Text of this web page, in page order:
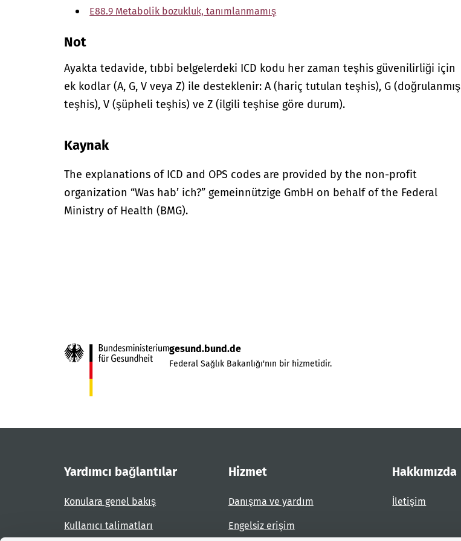
E88.9 Metabolik bozukluk, tanımlanmamış
Not
Ayakta tedavide, tıbbi belgelerdeki ICD kodu her zaman teşhis güvenilirliği için
ek kodlar (A, G, V veya Z) ile desteklenir: A (hariç tutulan teşhis), G (doğrulanmış
teşhis), V (şüpheli teşhis) ve Z (ilgili teşhise göre durum).
Kaynak
The explanations of ICD and OPS codes are provided by the non-profit
organization “Was hab’ ich?” gemeinnützige GmbH on behalf of the Federal
Ministry of Health (BMG).
gesund.bund.de
Federal Sağlık Bakanlığı'nın bir hizmetidir.
Yardımcı bağlantılar
Konulara genel bakış
Kullanıcı talimatları
Hizmet
Danışma ve yardım
Engelsiz erişim
Hakkımızda
İletişim